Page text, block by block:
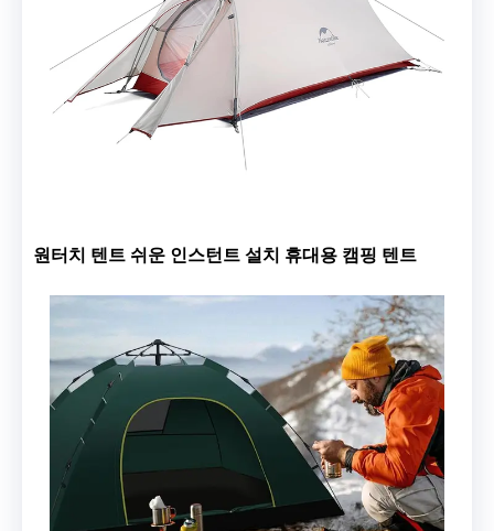
원터치 텐트 쉬운 인스턴트 설치 휴대용 캠핑 텐트